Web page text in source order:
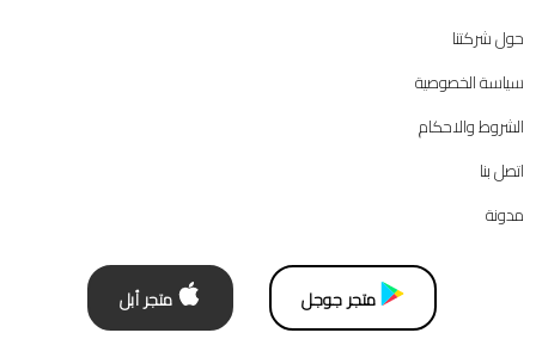
حول شركتنا
سياسة الخصوصية
الشروط والاحكام
اتصل بنا
مدونة
متجر جوجل متجر أبل